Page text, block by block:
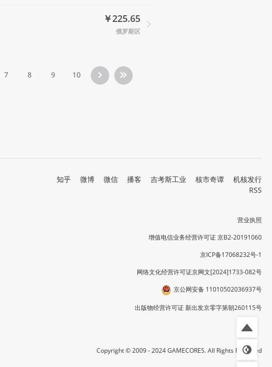
￥225.65
俄罗斯区
7 8 9 10
知乎 微博 微信 播客 吉考斯工业 核市奇谭
机核发行
RSS
营业执照
增值电信业务经营许可证 京B2-20191060
京ICP备17068232号-1
网络文化经营许可证京网文[2024]1733-082号
京公网安备 11010502036937号
出版物经营许可证 新出发京零字第朝260115号
Copyright © 2009 - 2024 GAMECORES. All Rights Reserved